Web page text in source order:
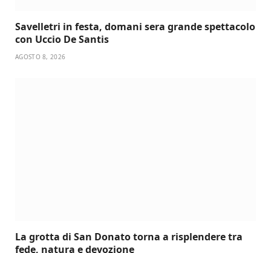
Savelletri in festa, domani sera grande spettacolo
con Uccio De Santis
AGOSTO 8, 2026
La grotta di San Donato torna a risplendere tra
fede, natura e devozione